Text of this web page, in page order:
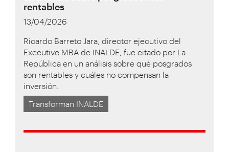
rentables
13/04/2026
Ricardo Barreto Jara, director ejecutivo del
Executive MBA de INALDE, fue citado por La
República en un análisis sobre qué posgrados
son rentables y cuáles no compensan la
inversión.
Transforman INALDE